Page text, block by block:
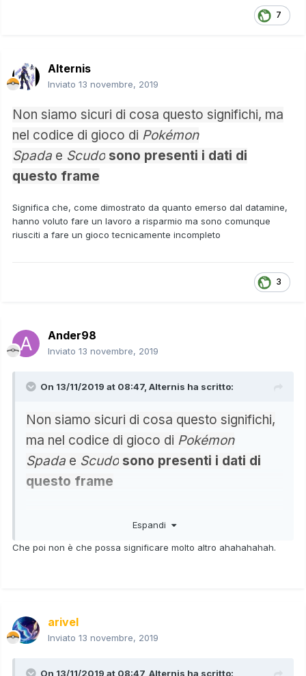
7
Alternis
Inviato 13 novembre, 2019
Non siamo sicuri di cosa questo significhi, ma
nel codice di gioco di Pokémon
Spada e Scudo sono presenti i dati di
questo frame
Significa che, come dimostrato da quanto emerso dal datamine,
hanno voluto fare un lavoro a risparmio ma sono comunque
riusciti a fare un gioco tecnicamente incompleto
3
Ander98
Inviato 13 novembre, 2019
On 13/11/2019 at 08:47, Alternis ha scritto:
Non siamo sicuri di cosa questo significhi,
ma nel codice di gioco di Pokémon
Spada e Scudo sono presenti i dati di
questo frame
datamine, hanno voluto fare un lavoro a risparmio ma sono
incompleto
Espandi
Che poi non è che possa significare molto altro ahahahahah.
arivel
Inviato 13 novembre, 2019
On 13/11/2019 at 08:47, Alternis ha scritto: